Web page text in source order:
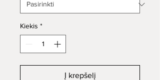
Kiekis *
Į krepšelį